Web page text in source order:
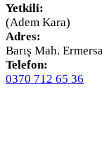
Yetkili:
(Adem Kara)
Adres:
Barış Mah.
Telefon:
0370 712 65 36